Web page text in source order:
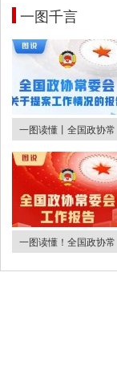
一图千言
一图读懂丨全国政协常
一图读懂！全国政协常